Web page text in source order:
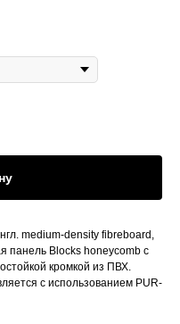
medium-density fibreboard,
панель Blocks honeycomb с
кромкой из ПВХ.
с использованием PUR-